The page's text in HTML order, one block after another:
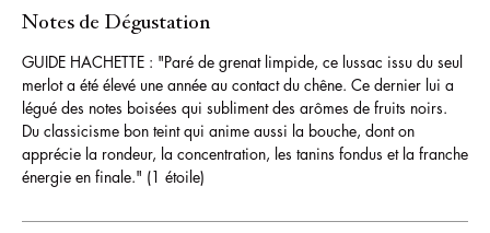
Notes de Dégustation
GUIDE HACHETTE : "Paré de grenat limpide, ce lussac issu du seul
merlot a été élevé une année au contact du chêne. Ce dernier lui a
légué des notes boisées qui subliment des arômes de fruits noirs.
Du classicisme bon teint qui anime aussi la bouche, dont on
apprécie la rondeur, la concentration, les tanins fondus et la franche
énergie en finale." (1 étoile)